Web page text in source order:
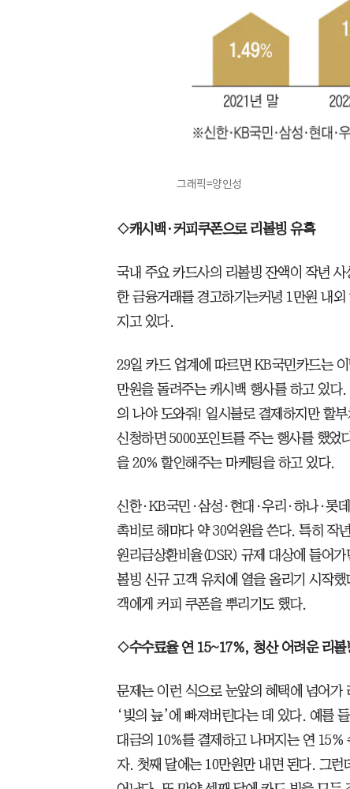
그래픽=양인성
◇캐시백·커피쿠폰으로 리볼빙 유혹
국내 주요 카드사의 리볼빙 잔액이 작년
한 금융거래를 경고하기는커녕 1만원 내
지고 있다.
29일 카드 업계에 따르면 KB국민카드는
만원을 돌려주는 캐시백 행사를 하고 있다
의 나야 도와줘! 일시불로 결제하지만 할
신청하면 5000포인트를 주는 행사를 했었
을 20% 할인해주는 마케팅을 하고 있다.
신한·KB국민·삼성·현대·우리·하나·롯
촉비로 해마다 약 30억원을 쓴다. 특히 작
원리금상환비율(DSR) 규제 대상에 들어
볼빙 신규 고객 유치에 열을 올리기 시작
객에게 커피 쿠폰을 뿌리기도 했다.
◇수수료율 연 15~17%, 청산 어려운 리볼
문제는 이런 식으로 눈앞의 혜택에 넘어가
‘빚의 늪’에 빠져버린다는 데 있다. 예를
대금의 10%를 결제하고 나머지는 연 15%
자. 첫째 달에는 10만원만 내면 된다. 그